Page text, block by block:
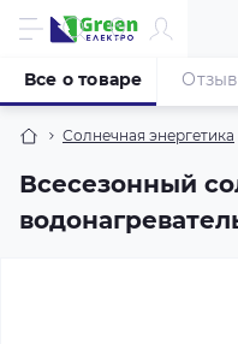
Солнечная энергетика
Всесезонный
Все о товаре